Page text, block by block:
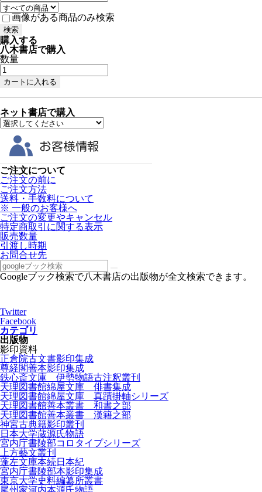
画像がある商品のみ検索
購入する
八木書店で購入
数量
ネット書店で購入
ご注文について
ご注文の前に
ご注文方法
送料・手数料について
※ 一般のお客様へ
ご注文の変更やキャンセル
特定商取引に関する表示
販売数量
引渡し時期
お問合せ先
Googleブック検索で八木書店の出版物が全文検索できます。
Twitter
Facebook
カテゴリ
出版物
影印資料
正倉院古文書影印集成
尊経閣善本影印集成
鉄心斎文庫 伊勢物語古注釈叢刊
天理図書館綿屋文庫 俳書集成
天理図書館綿屋文庫 真蹟掛軸シリーズ
天理図書館善本叢書 和書之部
天理図書館善本叢書 漢籍之部
神宮古典籍影印叢刊
日本大学蔵源氏物語
宮内庁書陵部コロタイプシリーズ
上方藝文叢刊
蓬左文庫本続日本紀
宮内庁書陵部本影印集成
東京大学史料編纂所叢書
尾州家河内本源氏物語